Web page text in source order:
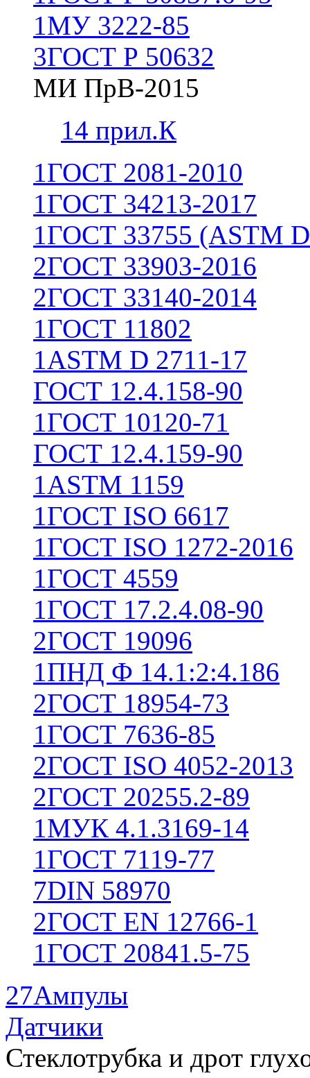
1МУ 3222-85
3ГОСТ Р 50632
МИ ПрВ-2015
14 прил.К
1ГОСТ 2081-2010
1ГОСТ 34213-2017
1ГОСТ 33755 (ASTM
2ГОСТ 33903-2016
2ГОСТ 33140-2014
1ГОСТ 11802
1ASTM D 2711-17
ГОСТ 12.4.158-90
1ГОСТ 10120-71
ГОСТ 12.4.159-90
1ASTM 1159
1ГОСТ ISO 6617
1ГОСТ ISO 1272-2016
1ГОСТ 4559
1ГОСТ 17.2.4.08-90
2ГОСТ 19096
1ПНД Ф 14.1:2:4.186
2ГОСТ 18954-73
1ГОСТ 7636-85
2ГОСТ ISO 4052-2013
2ГОСТ 20255.2-89
1МУК 4.1.3169-14
1ГОСТ 7119-77
7DIN 58970
2ГОСТ EN 12766-1
1ГОСТ 20841.5-75
27Ампулы
Датчики
Стеклотрубка и дрот